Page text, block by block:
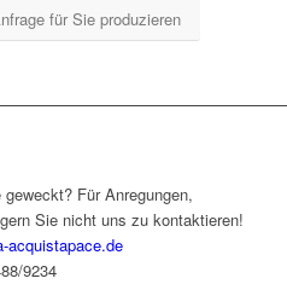
für Sie produzieren
Für Anregungen,
Sie nicht uns zu kontaktieren!
acquistapace.de
9234